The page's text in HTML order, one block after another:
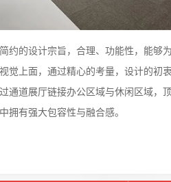
约的设计宗旨，合理、功能性，能够
觉上面，通过精心的考量，设计的初
通道展厅链接办公区域与休闲区域
拥有强大包容性与融合感。